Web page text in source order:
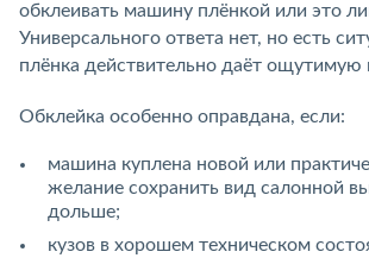
обклеивать машину плёнкой или это
Универсального ответа нет, но есть
плёнка действительно даёт ощутимую
Обклейка особенно оправдана, если:
машина куплена новой или
желание сохранить вид салонной
дольше;
кузов в хорошем техническом